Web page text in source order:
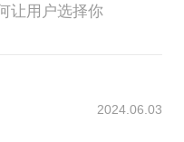
让用户选择你
2024.06.03